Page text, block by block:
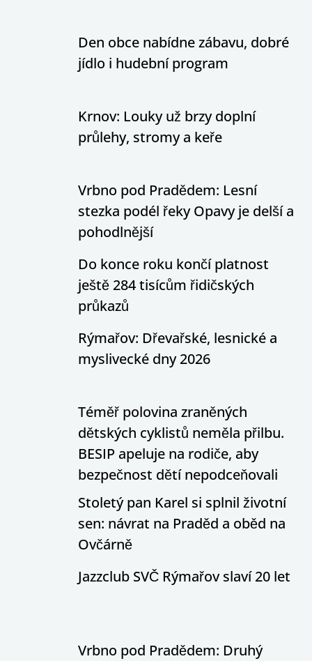
Den obce nabídne zábavu, dobré
jídlo i hudební program
Krnov: Louky už brzy doplní
průlehy, stromy a keře
Vrbno pod Pradědem: Lesní
stezka podél řeky Opavy je delší a
pohodlnější
Do konce roku končí platnost
ještě 284 tisícům řidičských
průkazů
Rýmařov: Dřevařské, lesnické a
myslivecké dny 2026
Téměř polovina zraněných
dětských cyklistů neměla přilbu.
BESIP apeluje na rodiče, aby
bezpečnost dětí nepodceňovali
Stoletý pan Karel si splnil životní
sen: návrat na Praděd a oběd na
Ovčárně
Jazzclub SVČ Rýmařov slaví 20 let
Vrbno pod Pradědem: Druhý